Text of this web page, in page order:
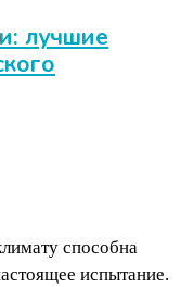
лучшие
способна
испытание.